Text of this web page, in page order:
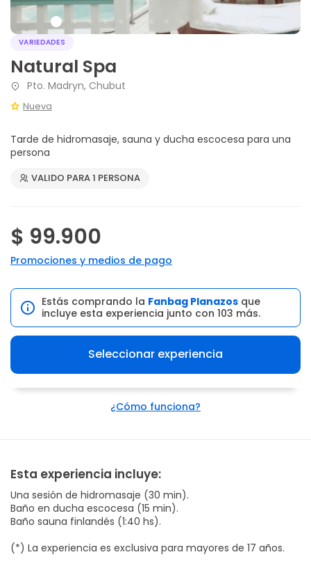
VARIEDADES
Natural Spa
Pto. Madryn, Chubut
Nueva
Tarde de hidromasaje, sauna y ducha escocesa para una
persona
VALIDO PARA 1 PERSONA
$ 99.900
Promociones y medios de pago
Estás comprando la Fanbag Planazos que
incluye esta experiencia junto con 103 más.
Seleccionar experiencia
¿Cómo funciona?
Esta experiencia incluye:
Una sesión de hidromasaje (30 min).
Baño en ducha escocesa (15 min).
Baño sauna finlandés (1:40 hs).
(*) La experiencia es exclusiva para mayores de 17 años.